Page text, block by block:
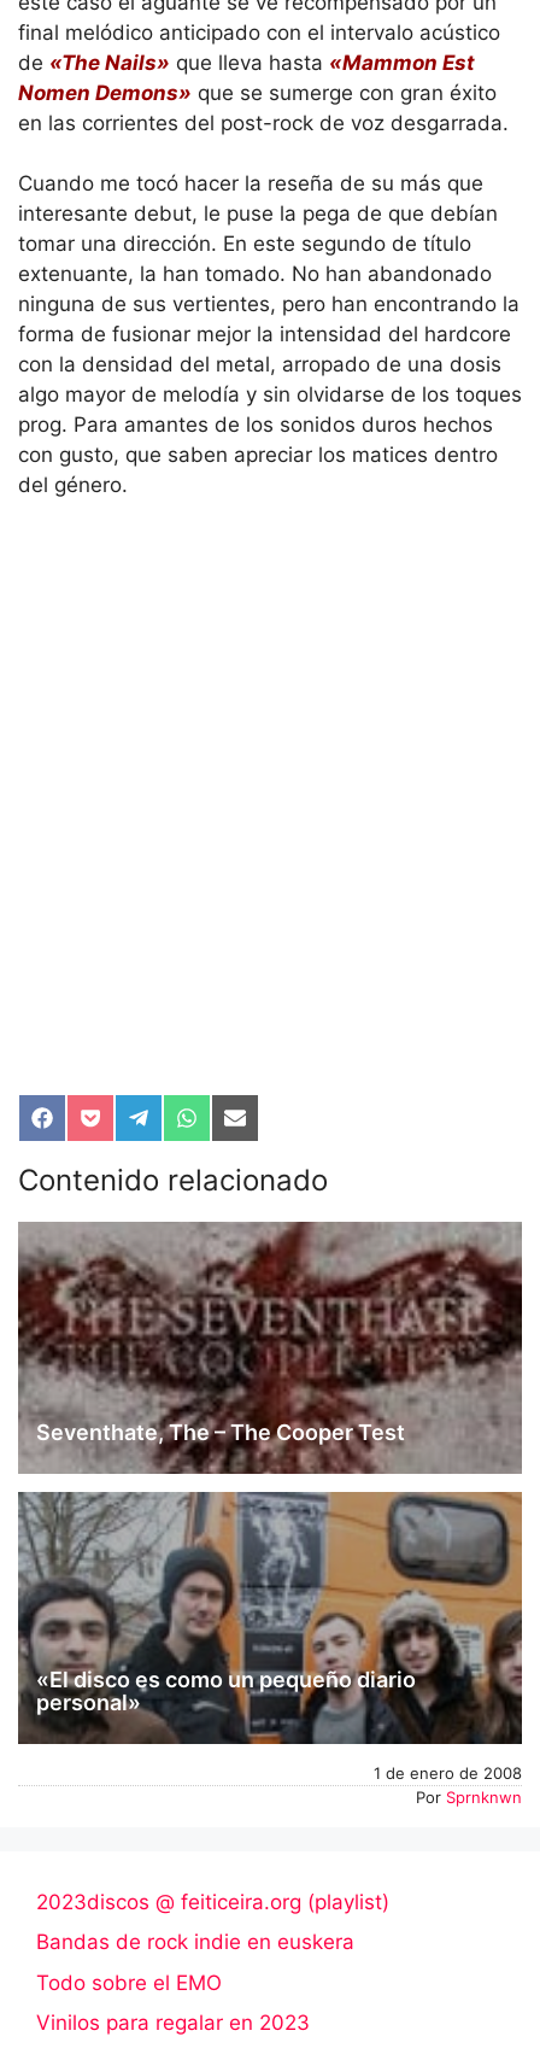
final melódico anticipado con el intervalo acústico
de «The Nails» que lleva hasta «Mammon Est
Nomen Demons» que se sumerge con gran éxito
en las corrientes del post-rock de voz desgarrada.
Cuando me tocó hacer la reseña de su más que
interesante debut, le puse la pega de que debían
tomar una dirección. En este segundo de título
extenuante, la han tomado. No han abandonado
ninguna de sus vertientes, pero han encontrando la
forma de fusionar mejor la intensidad del hardcore
con la densidad del metal, arropado de una dosis
algo mayor de melodía y sin olvidarse de los toques
prog. Para amantes de los sonidos duros hechos
con gusto, que saben apreciar los matices dentro
del género.
Compartir
en
Facebook
Compartir
en
Pocket
Compartir
en
Telegram
Compartir
en
WhatsApp
Compartir
en
Email
Contenido relacionado
Seventhate, The – The Cooper Test
«El disco es como un pequeño diario
personal»
1 de enero de 2008
Por Sprnknwn
2023discos @ feiticeira.org (playlist)
Bandas de rock indie en euskera
Todo sobre el EMO
Vinilos para regalar en 2023